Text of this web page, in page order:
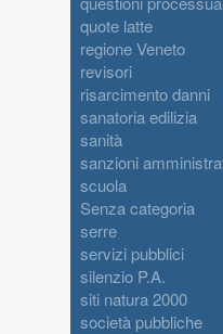
quote latte
regione Veneto
revisori
risarcimento danni
sanatoria edilizia
sanità
sanzioni
scuola
Senza categoria
serre
servizi pubblici
silenzio P.A.
siti natura 2000
società pubbliche